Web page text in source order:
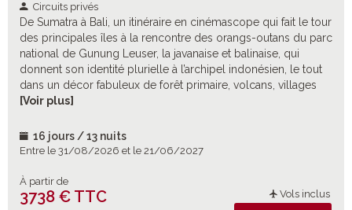
Circuits privés
De Sumatra à Bali, un itinéraire en cinémascope qui fait le tour
des principales îles à la rencontre des orangs-outans du parc
national de Gunung Leuser, la javanaise et balinaise, qui
donnent son identité plurielle à l’archipel indonésien, le tout
dans un décor fabuleux de forêt primaire, volcans, villages
reculés, rizières en terrasses jusqu’à la plage.
[Voir plus]
16 jours / 13 nuits
Entre le 31/08/2026 et le 21/06/2027
À partir de
3738 € TTC Vols inclus